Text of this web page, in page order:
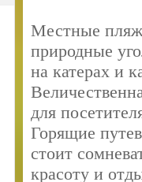
Местные
природные
на катерах и
для
Горящие
стоит
красоту и